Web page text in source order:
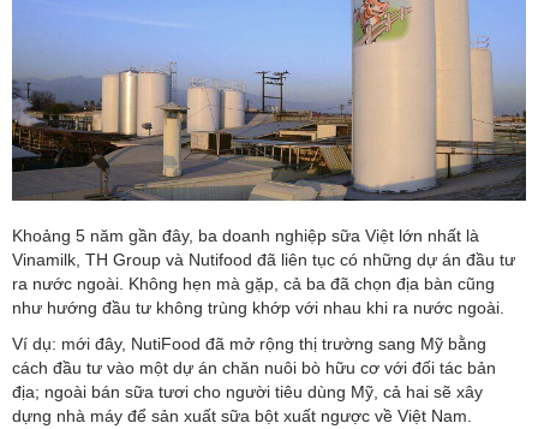
Khoảng 5 năm gần đây, ba doanh nghiệp sữa Việt lớn nhất là
Vinamilk, TH Group và Nutifood đã liên tục có những dự án đầu tư
ra nước ngoài. Không hẹn mà gặp, cả ba đã chọn địa bàn cũng
như hướng đầu tư không trùng khớp với nhau khi ra nước ngoài.
Ví dụ: mới đây, NutiFood đã mở rộng thị trường sang Mỹ bằng
cách đầu tư vào một dự án chăn nuôi bò hữu cơ với đối tác bản
địa; ngoài bán sữa tươi cho người tiêu dùng Mỹ, cả hai sẽ xây
dựng nhà máy để sản xuất sữa bột xuất ngược về Việt Nam.